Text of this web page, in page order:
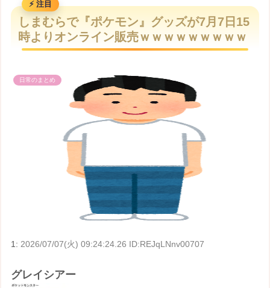
M
u
e
しまむらで『ポケモン』グッズが7月7日15
時よりオンライン販売ｗｗｗｗｗｗｗｗｗ
日常のまとめ
1: 2026/07/07(火) 09:24:24.26 ID:REJqLNnv00707
グレイシアー